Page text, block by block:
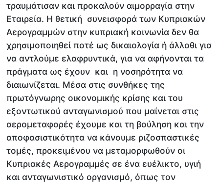
τραυμάτισαν και προκαλούν αιμορραγία στην
Εταιρεία. Η θετική συνεισφορά των Κυπριακών
Αερογραμμών στην κυπριακή κοινωνία δεν θα
χρησιμοποιηθεί ποτέ ως δικαιολογία ή άλλοθι για
να αντλούμε ελαφρυντικά, για να αφήνονται τα
πράγματα ως έχουν και η νοσηρότητα να
διαιωνίζεται. Μέσα στις συνθήκες της
πρωτόγνωρης οικονομικής κρίσης και του
εξοντωτικού ανταγωνισμού που μαίνεται στις
αερομεταφορές έχουμε και τη βούληση και την
αποφασιστικότητα να κάνουμε ριζοσπαστικές
τομές, προκειμένου να μεταμορφωθούν οι
Κυπριακές Αερογραμμές σε ένα ευέλικτο, υγιή
και ανταγωνιστικό οργανισμό, όπως τον